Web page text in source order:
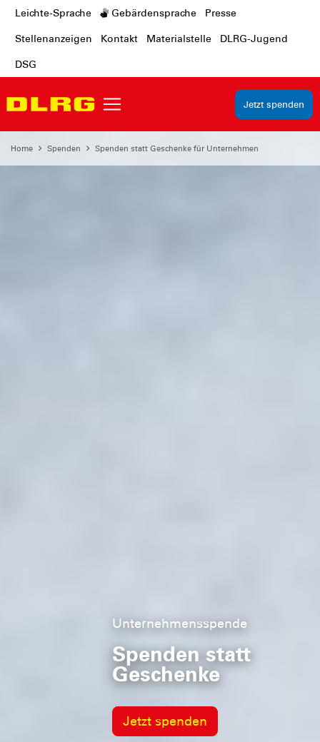
Leichte-Sprache Gebärdensprache Presse
Stellenanzeigen Kontakt Materialstelle DLRG-Jugend
DSG
Jetzt spenden
Home Spenden Spenden statt Geschenke für Unternehmen
Unternehmensspende
Spenden statt
Geschenke
Jetzt spenden